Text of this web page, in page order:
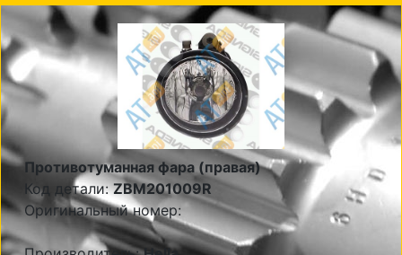
Противотуманная фара (правая)
Код детали:ZBM201009R
Оригинальный номер: